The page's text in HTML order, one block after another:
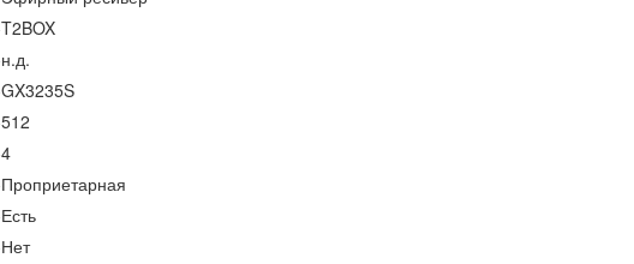
T2BOX
н.д.
GX3235S
512
4
Проприетарная
Есть
Нет